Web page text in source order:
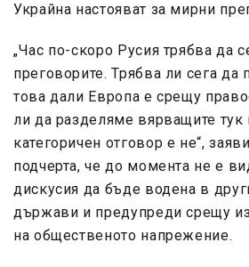
Украйна настояват за мирни
„Час по-скоро Русия трябва да
преговорите. Трябва ли сега да
това дали Европа е срещу
ли да разделяме вярващите
категоричен отговор е не“,
подчерта, че до момента не е
дискусия да бъде водена в
държави и предупреди срещу
на общественото напрежение.